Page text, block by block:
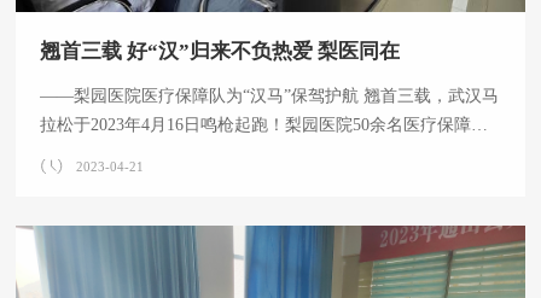
翘首三载 好“汉”归来不负热爱 梨医同在
——梨园医院医疗保障队为“汉马”保驾护航 翘首三载，武汉马
拉松于2023年4月16日鸣枪起跑！梨园医院50余名医疗保障队
武汉马拉松的医疗保障工作，梨园医院成立工作领导小组，制
2023-04-21